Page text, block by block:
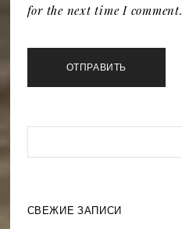
for the next time I comment.
СВЕЖИЕ ЗАПИСИ